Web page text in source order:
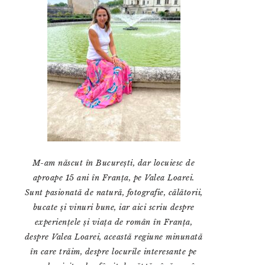
M-am născut în București, dar locuiesc de
aproape 15 ani în Franța, pe Valea Loarei.
Sunt pasionată de natură, fotografie, călătorii,
bucate și vinuri bune, iar aici scriu despre
experiențele și viața de român în Franța,
despre Valea Loarei, această regiune minunată
în care trăim, despre locurile interesante pe